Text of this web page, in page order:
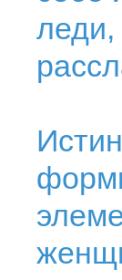
леди,